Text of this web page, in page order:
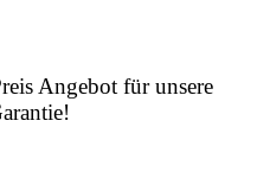
Angebot für unsere